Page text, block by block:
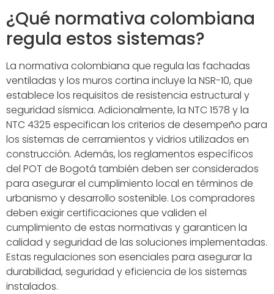
¿Qué normativa colombiana
regula estos sistemas?
La normativa colombiana que regula las fachadas
ventiladas y los muros cortina incluye la NSR-10, que
establece los requisitos de resistencia estructural y
seguridad sísmica. Adicionalmente, la NTC 1578 y la
NTC 4325 especifican los criterios de desempeño para
los sistemas de cerramientos y vidrios utilizados en
construcción. Además, los reglamentos específicos
del POT de Bogotá también deben ser considerados
para asegurar el cumplimiento local en términos de
urbanismo y desarrollo sostenible. Los compradores
deben exigir certificaciones que validen el
cumplimiento de estas normativas y garanticen la
calidad y seguridad de las soluciones implementadas.
Estas regulaciones son esenciales para asegurar la
durabilidad, seguridad y eficiencia de los sistemas
instalados.